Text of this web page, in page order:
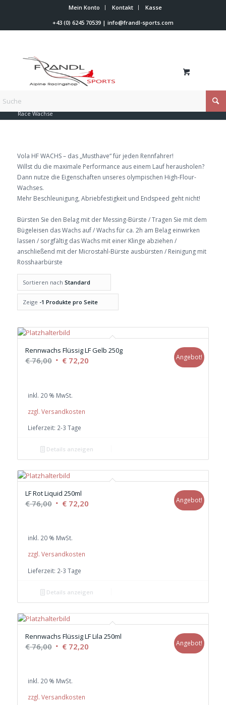
Mein Konto Kontakt
Kasse
+43 (0) 6245 70539| info@frandl-sports.com
Du bist hier:
Race Wachse
Vola HF WACHS – das „Musthave“ für jeden Rennfahrer!
Willst du die maximale Performance aus einem Lauf herausholen?
Dann nutze die Eigenschaften unseres olympischen High-Flour-
Wachses.
Mehr Beschleunigung, Abriebfestigkeit und Endspeed geht nicht!
Bürsten Sie den Belag mit der Messing-Bürste / Tragen Sie mit dem
Bügeleisen das Wachs auf / Wachs für ca. 2h am Belag einwirken
lassen / sorgfältig das Wachs mit einer Klinge abziehen /
anschließend mit der Microstahl-Bürste ausbürsten / Reinigung mit
Rosshaarbürste
Sortieren nach Standard
Zeige -1 Produkte pro Seite
Rennwachs Flüssig LF Gelb 250g
€76,00 Ursprünglicher
€ 76,00
€72,20Aktueller
Angebot!
inkl. 20 % MwSt.
zzgl. Versandkosten
Lieferzeit: 2-3 Tage
Details anzeigen
LF Rot Liquid 250ml
€76,00 Ursprünglicher
€ 76,00
€72,20Aktueller
Angebot!
inkl. 20 % MwSt.
zzgl. Versandkosten
Lieferzeit: 2-3 Tage
Details anzeigen
Rennwachs Flüssig LF Lila 250ml
€76,00 Ursprünglicher
€ 76,00
€72,20Aktueller
Angebot!
inkl. 20 % MwSt.
zzgl. Versandkosten